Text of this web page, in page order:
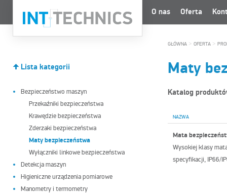
O nas Oferta
Lista kategorii
Bezpieczeństwo maszyn
Przekaźniki bezpieczeństwa
Krawędzie bezpieczeństwa
Zderzaki bezpieczeństwa
Maty bezpieczeństwa
Wyłączniki linkowe bezpieczeństwa
Detekcja maszyn
Higieniczne urządzenia pomiarowe
Manometry i termometry
GŁÓWNA > OFERTA >
Maty
Katalog
NAZWA
Mata
Wysokiej klasy
specyfikacji, IP66/